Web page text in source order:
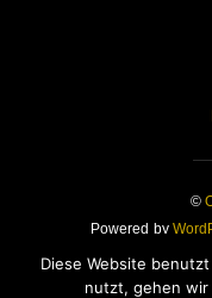
©
Powered by
Diese Website
nutzt, gehen wir